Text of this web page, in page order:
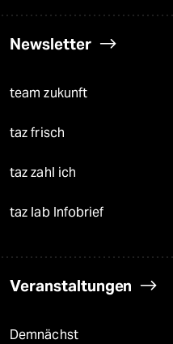
Newsletter
team zukunft
taz frisch
taz zahl ich
taz lab Infobrief
Veranstaltungen
Demnächst